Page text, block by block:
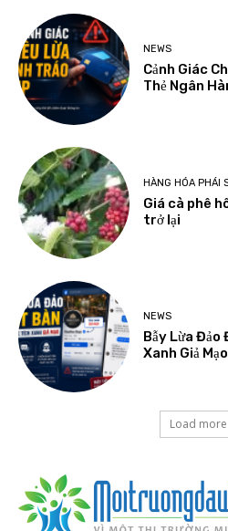
NEWS
Cảnh Giác
Thẻ Ngân
HÀNG HÓA PHÁI
Giá cà phê
trở lại
NEWS
Bẫy Lừa
Xanh Giả Mạo
Load more